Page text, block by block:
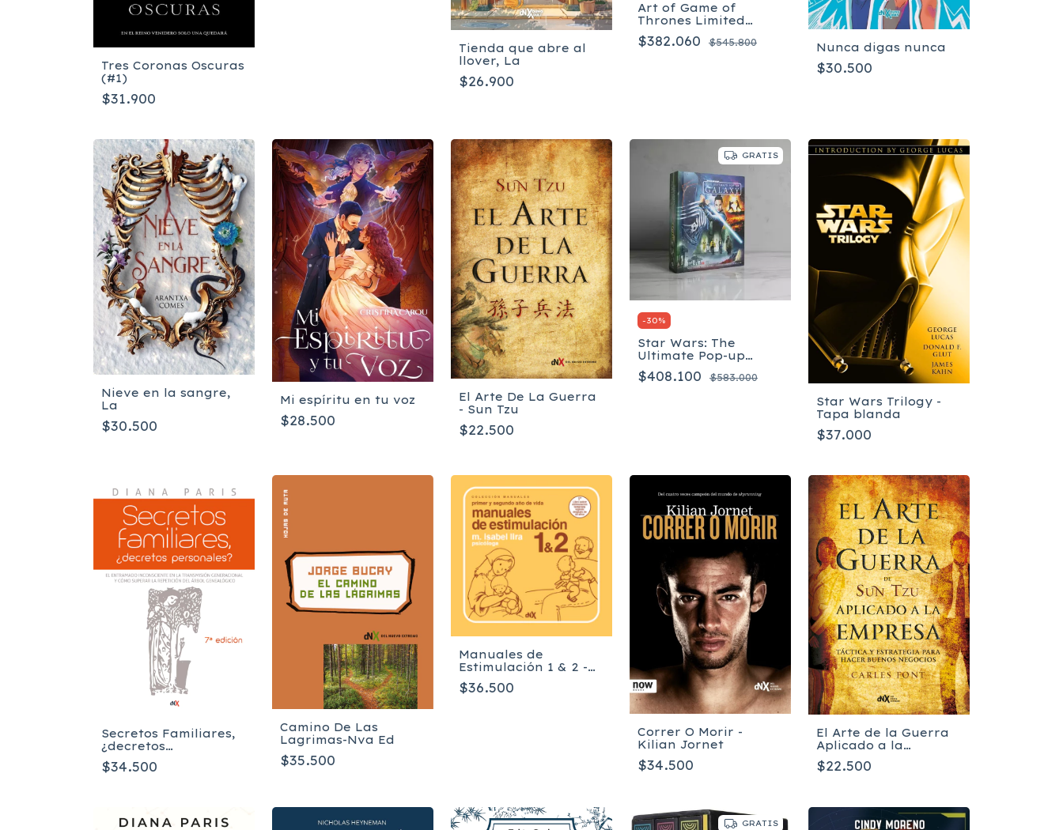
Tres Coronas Oscuras
(#1)
$31.900
Tienda que abre al
llover, La
$26.900
Art of Game of
Thrones Limited
Edition - Estuche
Tapa dura –
$382.060 $545.800 Nunca digas nunca
$30.500
Nieve en la sangre,
La
$30.500
Mi espíritu en tu voz
$28.500
El Arte De La Guerra
- Sun Tzu
$22.500
GRATIS
-30%
Star Wars: The
Ultimate Pop-up
Galaxy - Inglés
$408.100 $583.000
Star Wars Trilogy -
Tapa blanda
$37.000
Secretos Familiares,
¿decretos
personales? - Diana
Paris
$34.500
Camino De Las
Lagrimas-Nva Ed
$35.500
Manuales de
Estimulación 1 & 2 -
Lira Maria Isabel
$36.500
Correr O Morir -
Kilian Jornet
$34.500
El Arte de la Guerra
Aplicado a la
Empresa - Sun Tzu
$22.500
GRATIS